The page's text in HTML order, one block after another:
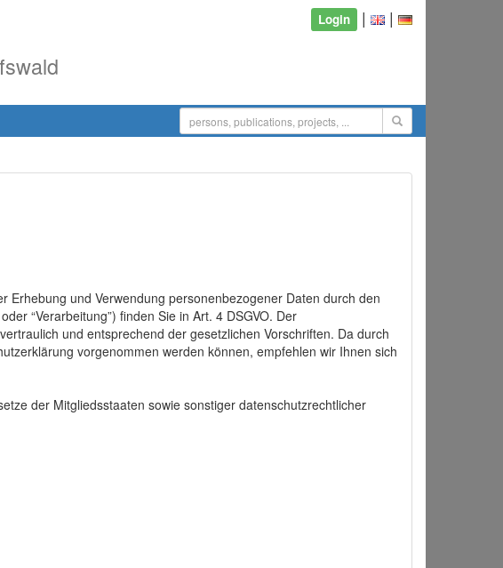
Login | |
und Verwendung personenbezogener Daten durch den
“Verarbeitung”) finden Sie in Art. 4 DSGVO. Der
und entsprechend der gesetzlichen Vorschriften. Da durch
vorgenommen werden können, empfehlen wir Ihnen sich
der Mitgliedsstaaten sowie sonstiger datenschutzrechtlicher